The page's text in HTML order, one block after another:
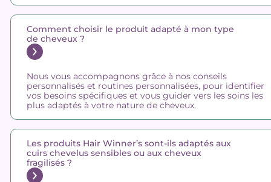
Comment choisir le produit adapté à mon type
de cheveux ?
Nous vous accompagnons grâce à nos conseils
personnalisés et routines personnalisées, pour identifier
vos besoins spécifiques et vous guider vers les soins les
plus adaptés à votre nature de cheveux.
Les produits Hair Winner’s sont-ils adaptés aux
cuirs chevelus sensibles ou aux cheveux
fragilisés ?